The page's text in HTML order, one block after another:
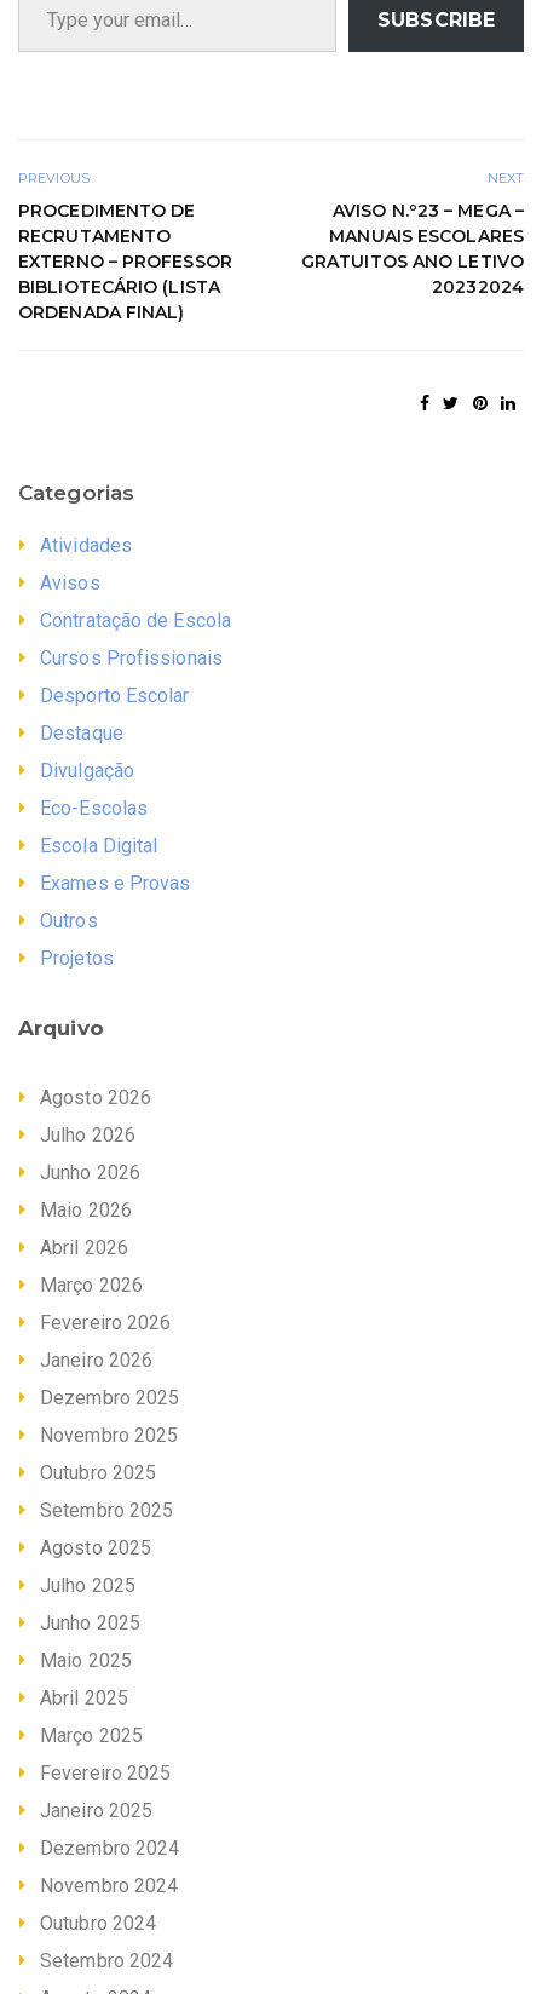
SUBSCRIBE
PREVIOUS
PROCEDIMENTO DE
RECRUTAMENTO
EXTERNO – PROFESSOR
BIBLIOTECÁRIO (LISTA
ORDENADA FINAL)
NEXT
AVISO N.º23 – MEGA –
MANUAIS ESCOLARES
GRATUITOS ANO LETIVO
20232024
Categorias
Atividades
Avisos
Contratação de Escola
Cursos Profissionais
Desporto Escolar
Destaque
Divulgação
Eco-Escolas
Escola Digital
Exames e Provas
Outros
Projetos
Arquivo
Agosto 2026
Julho 2026
Junho 2026
Maio 2026
Abril 2026
Março 2026
Fevereiro 2026
Janeiro 2026
Dezembro 2025
Novembro 2025
Outubro 2025
Setembro 2025
Agosto 2025
Julho 2025
Junho 2025
Maio 2025
Abril 2025
Março 2025
Fevereiro 2025
Janeiro 2025
Dezembro 2024
Novembro 2024
Outubro 2024
Setembro 2024